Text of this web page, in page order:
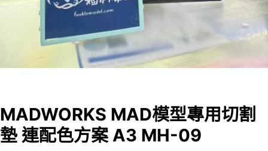
MADWORKS MAD模型專用切割
墊 連配色方案 A3 MH-09